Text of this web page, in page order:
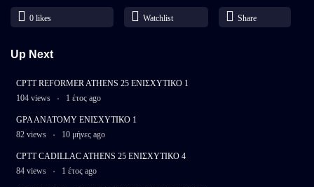
0 likes Watchlist Share
Up Next
CPTT REFORMER ATHENS 25 ΕΝΙΣΧΥΤΙΚΟ 1
104 views
1 έτος ago
GPA ANATOMY ΕΝΙΣΧΥΤΙΚΟ 1
82 views
10 μήνες ago
CPTT CADILLAC ATHENS 25 ΕΝΙΣΧΥΤΙΚΟ 4
84 views
1 έτος ago